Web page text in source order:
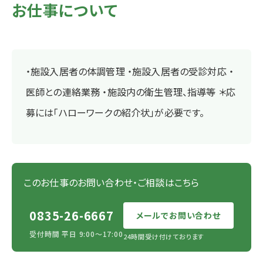
お仕事について
・施設入居者の体調管理 ・施設入居者の受診対応 ・
医師との連絡業務 ・施設内の衛生管理、指導等 ＊応
募には「ハローワークの紹介状」が必要です。
このお仕事のお問い合わせ・ご相談はこちら
0835-26-6667
受付時間 平日 9:00〜17:00
メールでお問い合わせ
24時間受け付けております